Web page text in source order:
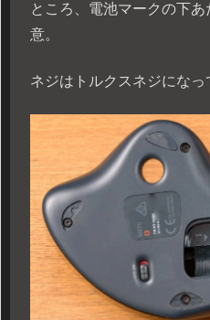
ところ、電池マークの下
意。
ネジはトルクスネジになっ